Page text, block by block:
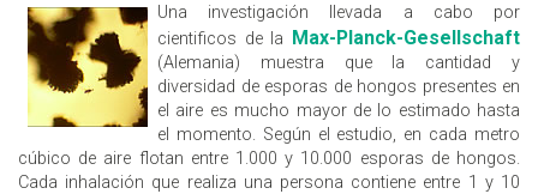
Una investigación llevada a cabo por
cientificos de la Max-Planck-Gesellschaft
(Alemania) muestra que la cantidad y
diversidad de esporas de hongos presentes en
el aire es mucho mayor de lo estimado hasta
el momento. Según el estudio, en cada metro
cúbico de aire flotan entre 1.000 y 10.000 esporas de hongos.
Cada inhalación que realiza una persona contiene entre 1 y 10